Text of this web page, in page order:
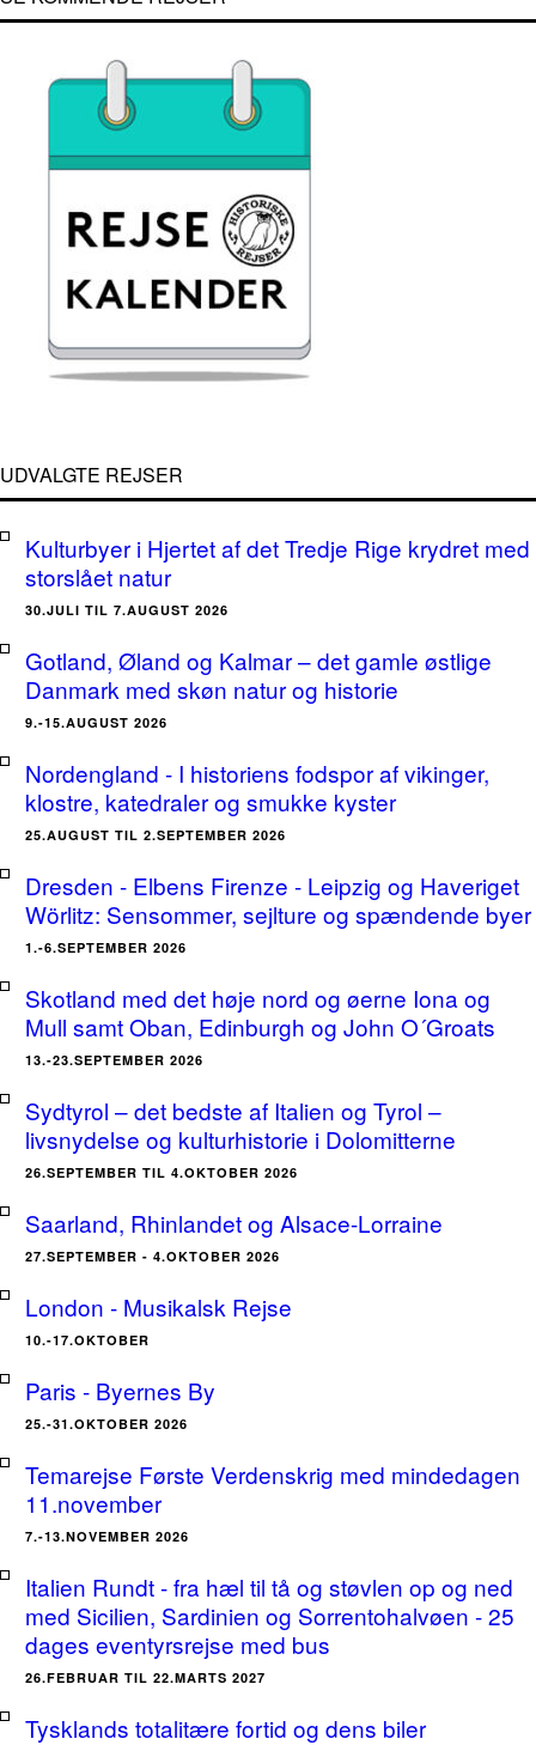
UDVALGTE REJSER
Kulturbyer i Hjertet af det Tredje Rige krydret med
storslået natur
30.JULI TIL 7.AUGUST 2026
Gotland, Øland og Kalmar – det gamle østlige
Danmark med skøn natur og historie
9.-15.AUGUST 2026
Nordengland - I historiens fodspor af vikinger,
klostre, katedraler og smukke kyster
25.AUGUST TIL 2.SEPTEMBER 2026
Dresden - Elbens Firenze - Leipzig og Haveriget
Wörlitz: Sensommer, sejlture og spændende byer
1.-6.SEPTEMBER 2026
Skotland med det høje nord og øerne Iona og
Mull samt Oban, Edinburgh og John O´Groats
13.-23.SEPTEMBER 2026
Sydtyrol – det bedste af Italien og Tyrol –
livsnydelse og kulturhistorie i Dolomitterne
26.SEPTEMBER TIL 4.OKTOBER 2026
Saarland, Rhinlandet og Alsace-Lorraine
27.SEPTEMBER - 4.OKTOBER 2026
London - Musikalsk Rejse
10.-17.OKTOBER
Paris - Byernes By
25.-31.OKTOBER 2026
Temarejse Første Verdenskrig med mindedagen
11.november
7.-13.NOVEMBER 2026
Italien Rundt - fra hæl til tå og støvlen op og ned
med Sicilien, Sardinien og Sorrentohalvøen - 25
dages eventyrsrejse med bus
26.FEBRUAR TIL 22.MARTS 2027
Tysklands totalitære fortid og dens biler